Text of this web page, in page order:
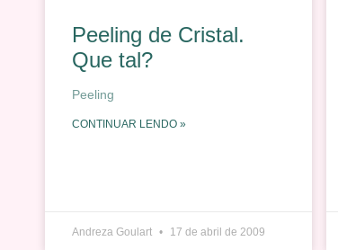
Peeling de Cristal.
Que tal?
Peeling
CONTINUAR LENDO »
Andreza Goulart 17 de abril de 2009